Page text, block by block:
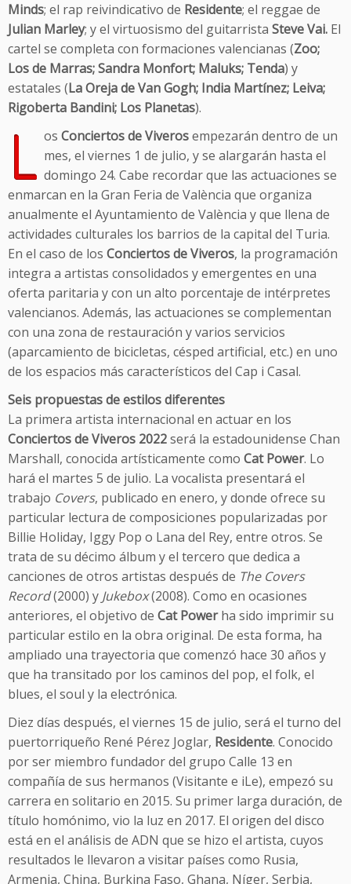
Minds; el rap reivindicativo de Residente; el reggae de
Julian Marley; y el virtuosismo del guitarrista Steve Vai. El
cartel se completa con formaciones valencianas (Zoo;
Los de Marras; Sandra Monfort; Maluks; Tenda) y
estatales (La Oreja de Van Gogh; India Martínez; Leiva;
Rigoberta Bandini; Los Planetas).
L os Conciertos de Viverosempezarán dentro de un
mes, el viernes 1 de julio, y se alargarán hasta el
domingo 24. Cabe recordar que las actuaciones se
enmarcan en la Gran Feria de València que organiza
anualmente el Ayuntamiento de València y que llena de
actividades culturales los barrios de la capital del Turia.
En el caso de los Conciertos de Viveros, la programación
integra a artistas consolidados y emergentes en una
oferta paritaria y con un alto porcentaje de intérpretes
valencianos. Además, las actuaciones se complementan
con una zona de restauración y varios servicios
(aparcamiento de bicicletas, césped artificial, etc.) en uno
de los espacios más característicos del Cap i Casal.
Seis propuestas de estilos diferentes
La primera artista internacional en actuar en los
Conciertos de Viveros 2022será la estadounidense Chan
Marshall, conocida artísticamente como Cat Power. Lo
hará el martes 5 de julio. La vocalista presentará el
trabajo Covers, publicado en enero, y donde ofrece su
particular lectura de composiciones popularizadas por
Billie Holiday, Iggy Pop o Lana del Rey, entre otros. Se
trata de su décimo álbum y el tercero que dedica a
canciones de otros artistas después de The Covers
Record(2000) y Jukebox(2008). Como en ocasiones
anteriores, el objetivo de Cat Powerha sido imprimir su
particular estilo en la obra original. De esta forma, ha
ampliado una trayectoria que comenzó hace 30 años y
que ha transitado por los caminos del pop, el folk, el
blues, el soul y la electrónica.
Diez días después, el viernes 15 de julio, será el turno del
puertorriqueño René Pérez Joglar, Residente. Conocido
por ser miembro fundador del grupo Calle 13 en
compañía de sus hermanos (Visitante e iLe), empezó su
carrera en solitario en 2015. Su primer larga duración, de
título homónimo, vio la luz en 2017. El origen del disco
está en el análisis de ADN que se hizo el artista, cuyos
resultados le llevaron a visitar países como Rusia,
Armenia, China, Burkina Faso, Ghana, Níger, Serbia,